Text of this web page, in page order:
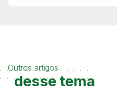
Outros artigos
desse tema